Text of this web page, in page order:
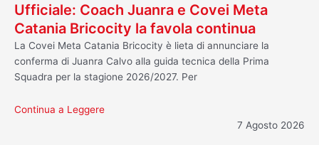
Ufficiale: Coach Juanra e Covei Meta
Catania Bricocity la favola continua
La Covei Meta Catania Bricocity è lieta di annunciare la
conferma di Juanra Calvo alla guida tecnica della Prima
Squadra per la stagione 2026/2027. Per
Continua a Leggere
7 Agosto 2026